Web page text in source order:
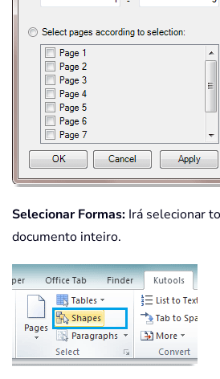
Selecionar Formas: Irá selecionar
documento inteiro.